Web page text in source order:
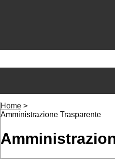
Home >
Amministrazione Trasparente